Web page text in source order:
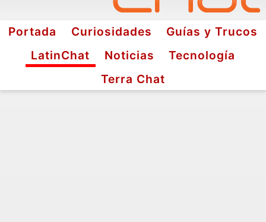
Portada Curiosidades
Guías y Trucos
LatinChat
Noticias
Tecnología
Terra Chat